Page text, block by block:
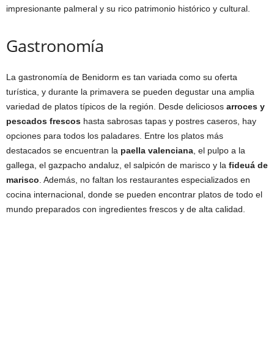
impresionante palmeral y su rico patrimonio histórico y cultural.
Gastronomía
La gastronomía de Benidorm es tan variada como su oferta
turística, y durante la primavera se pueden degustar una amplia
variedad de platos típicos de la región. Desde deliciosos arroces y
pescados frescos hasta sabrosas tapas y postres caseros, hay
opciones para todos los paladares. Entre los platos más
destacados se encuentran la paella valenciana, el pulpo a la
gallega, el gazpacho andaluz, el salpicón de marisco y la fideuá de
marisco. Además, no faltan los restaurantes especializados en
cocina internacional, donde se pueden encontrar platos de todo el
mundo preparados con ingredientes frescos y de alta calidad.